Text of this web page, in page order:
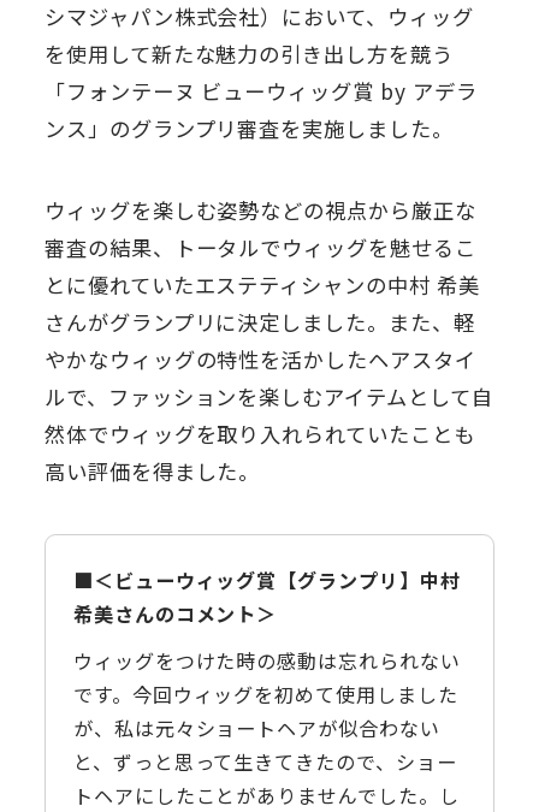
シマジャパン株式会社）において、ウィッグ
を使用して新たな魅力の引き出し方を競う
「フォンテーヌ ビューウィッグ賞 by アデラ
ンス」のグランプリ審査を実施しました。
ウィッグを楽しむ姿勢などの視点から厳正な
審査の結果、トータルでウィッグを魅せるこ
とに優れていたエステティシャンの中村 希美
さんがグランプリに決定しました。また、軽
やかなウィッグの特性を活かしたヘアスタイ
ルで、ファッションを楽しむアイテムとして自
然体でウィッグを取り入れられていたことも
高い評価を得ました。
＜ビューウィッグ賞【グランプリ】中村
希美さんのコメント＞
ウィッグをつけた時の感動は忘れられない
です。今回ウィッグを初めて使用しました
が、私は元々ショートヘアが似合わない
と、ずっと思って生きてきたので、ショー
トヘアにしたことがありませんでした。し